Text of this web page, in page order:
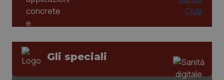
Gli speciali